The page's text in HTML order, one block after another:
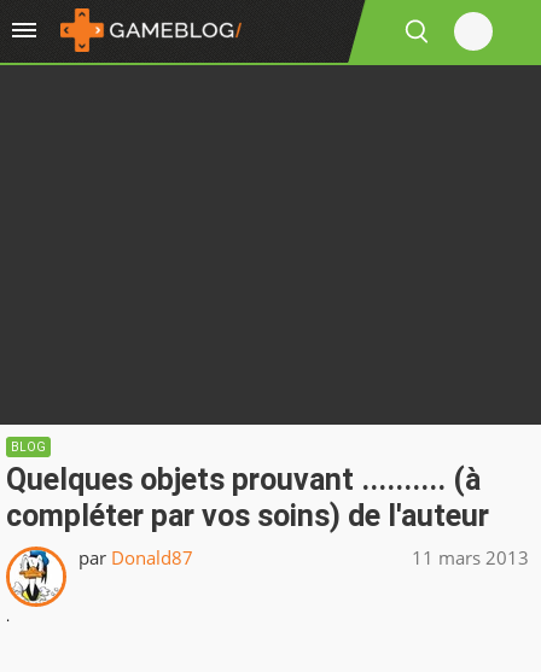
BLOG
Quelques objets prouvant .......... (à
compléter par vos soins) de l'auteur
par Donald87 11 mars 2013
.